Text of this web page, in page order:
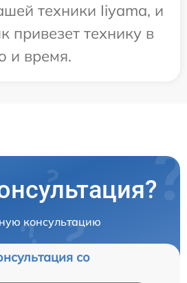
техники Iiyama, и
привезет технику в
и время.
консультацию
со